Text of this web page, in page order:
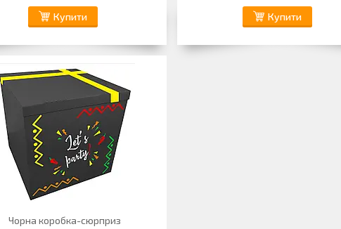
Купити Купити
Чорна коробка-сюрприз